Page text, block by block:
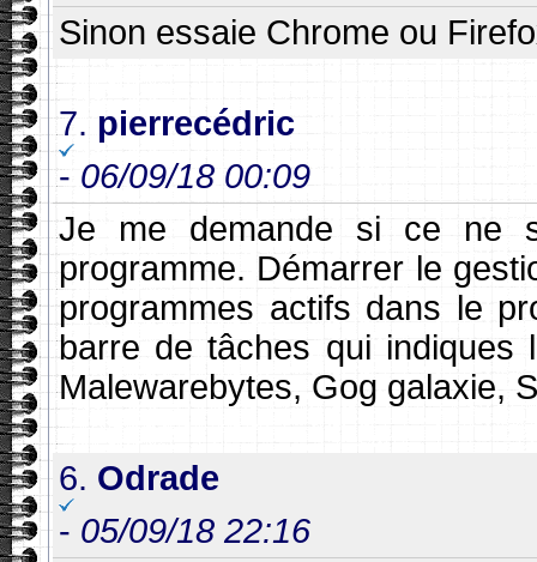
Sinon essaie Chrome ou
7. pierrecédric
- 06/09/18 00:09
Je me demande si ce ne
programme. Démarrer le
programmes actifs dans le
barre de tâches qui indiques
Malewarebytes, Gog galaxie,
6. Odrade
- 05/09/18 22:16